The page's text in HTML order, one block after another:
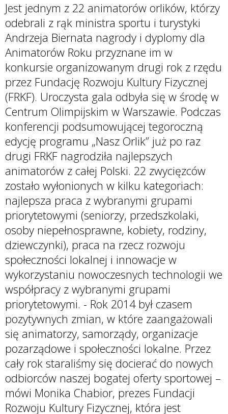
Jest jednym z 22 animatorów orlików, którzy
odebrali z rąk ministra sportu i turystyki
Andrzeja Biernata nagrody i dyplomy dla
Animatorów Roku przyznane im w
konkursie organizowanym drugi rok z rzędu
przez Fundację Rozwoju Kultury Fizycznej
(FRKF). Uroczysta gala odbyła się w środę w
Centrum Olimpijskim w Warszawie. Podczas
konferencji podsumowującej tegoroczną
edycję programu „Nasz Orlik” już po raz
drugi FRKF nagrodziła najlepszych
animatorów z całej Polski. 22 zwycięzców
zostało wyłonionych w kilku kategoriach:
najlepsza praca z wybranymi grupami
priorytetowymi (seniorzy, przedszkolaki,
osoby niepełnosprawne, kobiety, rodziny,
dziewczynki), praca na rzecz rozwoju
społeczności lokalnej i innowacje w
wykorzystaniu nowoczesnych technologii we
współpracy z wybranymi grupami
priorytetowymi. - Rok 2014 był czasem
pozytywnych zmian, w które zaangażowali
się animatorzy, samorządy, organizacje
pozarządowe i społeczności lokalne. Przez
cały rok staraliśmy się docierać do nowych
odbiorców naszej bogatej oferty sportowej –
mówi Monika Chabior, prezes Fundacji
Rozwoju Kultury Fizycznej, która jest